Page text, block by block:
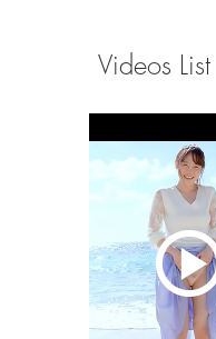
Videos List